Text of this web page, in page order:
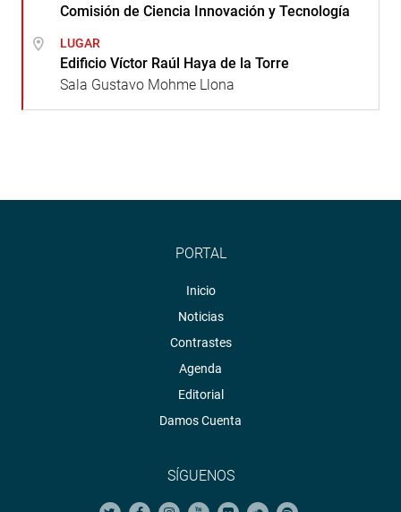
Comisión de Ciencia Innovación y Tecnología
LUGAR
Edificio Víctor Raúl Haya de la Torre
Sala Gustavo Mohme Llona
PORTAL
Inicio
Noticias
Contrastes
Agenda
Editorial
Damos Cuenta
SÍGUENOS